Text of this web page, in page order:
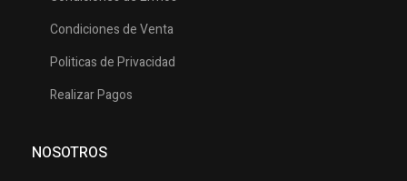
Condiciones de Venta
Politicas de Privacidad
Realizar Pagos
NOSOTROS